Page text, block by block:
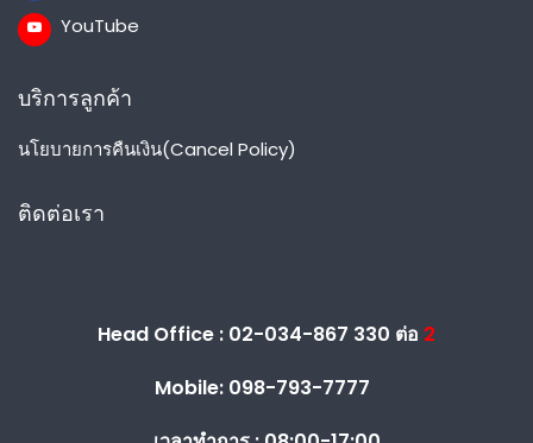
YouTube
บริการลูกค้า
นโยบายการคืนเงิน(Cancel Policy)
ติดต่อเรา
Head Office : 02-034-867 330 ต่อ 2
Mobile: 098-793-7777